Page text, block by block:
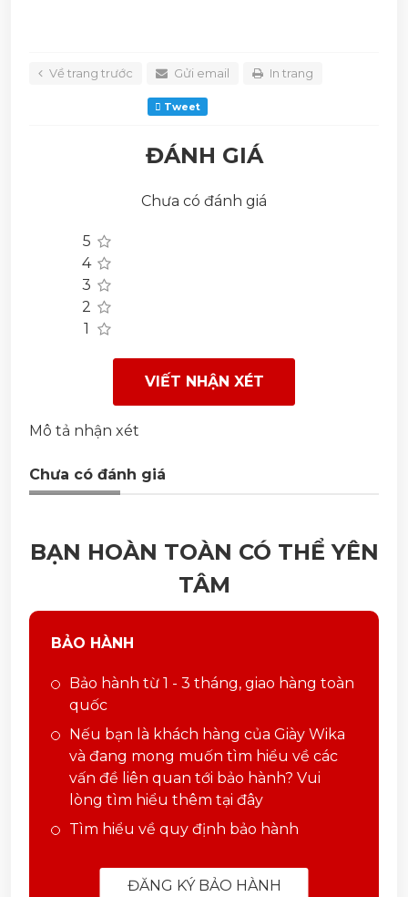
Về trang trước Gửi email In trang
Tweet
ĐÁNH GIÁ
Chưa có đánh giá
5
4
3
2
1
VIẾT NHẬN XÉT
Mô tả nhận xét
Chưa có đánh giá
BẠN HOÀN TOÀN CÓ THỂ YÊN
TÂM
BẢO HÀNH
Bảo hành từ 1 - 3 tháng, giao hàng toàn
quốc
Nếu bạn là khách hàng của Giày Wika
và đang mong muốn tìm hiểu về các
vấn đề liên quan tới bảo hành? Vui
lòng tìm hiểu thêm tại đây
Tìm hiểu về quy định bảo hành
ĐĂNG KÝ BẢO HÀNH